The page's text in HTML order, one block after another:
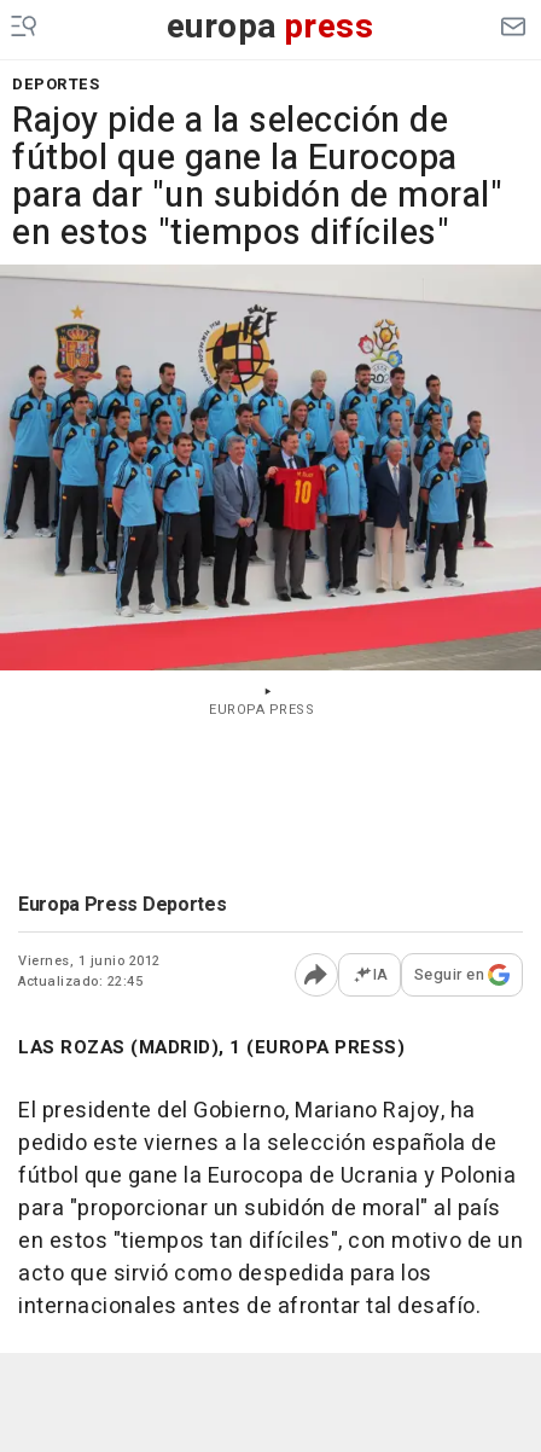
europa press
DEPORTES
Rajoy pide a la selección de
fútbol que gane la Eurocopa
para dar "un subidón de moral"
en estos "tiempos difíciles"
EUROPA PRESS
Europa Press Deportes
Viernes, 1 junio 2012
Actualizado: 22:45
Abrir opciones para
IA Seguir en
LAS ROZAS (MADRID), 1 (EUROPA PRESS)
El presidente del Gobierno, Mariano Rajoy, ha
pedido este viernes a la selección española de
fútbol que gane la Eurocopa de Ucrania y Polonia
para "proporcionar un subidón de moral" al país
en estos "tiempos tan difíciles", con motivo de un
acto que sirvió como despedida para los
internacionales antes de afrontar tal desafío.